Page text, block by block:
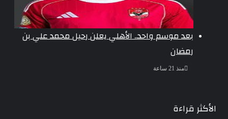
بعد موسم واحد.. الأهلي يعلن رحيل محمد علي بن
رمضان
منذ 21 ساعة
الأكثر قراءة